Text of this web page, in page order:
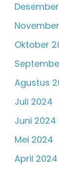
Oktober
Agustus
Juli 2024
Juni 2024
Mei 2024
April 2024